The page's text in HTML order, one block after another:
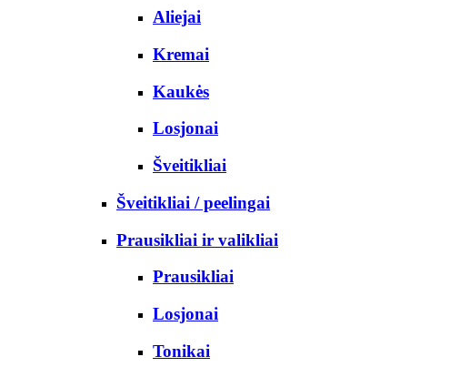
Aliejai
Kremai
Kaukės
Losjonai
Šveitikliai
Šveitikliai / peelingai
Prausikliai ir valikliai
Prausikliai
Losjonai
Tonikai